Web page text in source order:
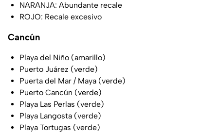
NARANJA: Abundante recale
ROJO: Recale excesivo
Cancún
Playa del Niño (amarillo)
Puerto Juárez (verde)
Puerta del Mar / Maya (verde)
Puerto Cancún (verde)
Playa Las Perlas (verde)
Playa Langosta (verde)
Playa Tortugas (verde)